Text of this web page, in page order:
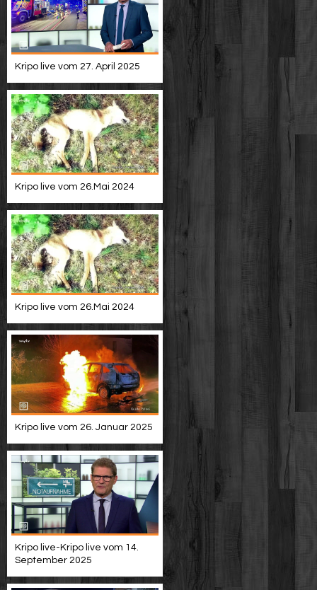
Kripo live vom 27. April 2025
Kripo live vom 26.Mai 2024
Kripo live vom 26.Mai 2024
Kripo live vom 26. Januar 2025
Kripo live-Kripo live vom 14.
September 2025